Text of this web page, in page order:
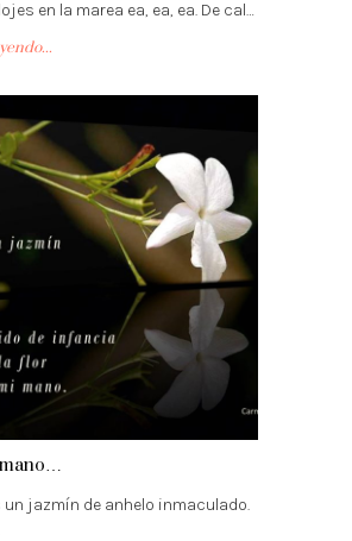
en la marea ea, ea, ea. De cal…
un jazmín de anhelo inmaculado.